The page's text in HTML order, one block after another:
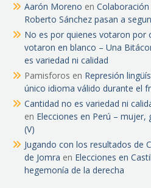
Aarón Moreno en
Roberto Sánchez pasan a
No es por quienes votaron por
votaron en blanco – Una
es variedad ni calidad
Pamisforos en Represión
único idioma válido durante el
Cantidad no es variedad ni
en Elecciones en Perú – mujer,
(V)
Jugando con los resultados de
de Jomra en Elecciones en
hegemonía de la derecha